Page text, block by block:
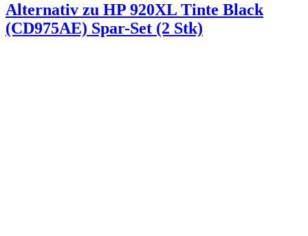
Alternativ zu HP 920XL Tinte Black
(CD975AE) Spar-Set (2 Stk)